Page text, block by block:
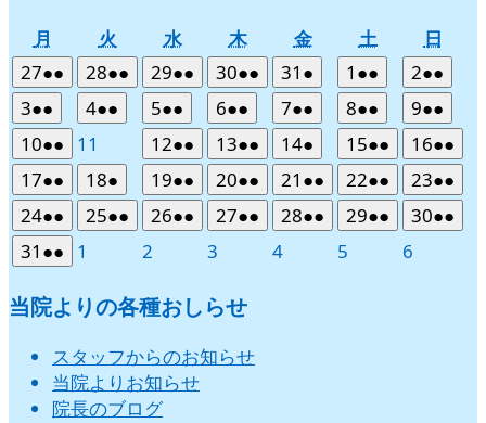
月
曜
日
火
曜
日
水水
曜
日
木木
曜
日
金金
曜
日
土土
曜
日
日
曜
日
272026
年
7
月
27
日
●●
件
の
イ
ベ
ン
ト)
282026
年
7
28
日
●●
件
の
ベ
ン
ト)
292026
年
7
月
29
日
●●
件
の
ベ
ン
ト)
302026
年
7
月
30
日
●●
件
の
ベ
ン
ト)
31 2026
年
7
月
31
日
●
件
の
ベ
ン
ト)
1 2026
年
8
月
1
日
●●
件
の
イ
ベ
ン
ト)
22026
年
8
月
2
日
●●
件
の
イ
ベ
ン
ト)
32026
年
8
月
3
日
●●
件
の
イ
ベ
ン
ト)
42026
年
8
月
4
日
●●
件
の
ベ
ン
52026
年
8
月
5
日
●●
件
の
イ
ベ
ン
62026
年
8
月
6
日
●●
件
の
イ
ベ
ン
72026
年
8
月
7
日
●●
件
の
イ
ベ
ン
82026
年
8
月
8
日
●●
件
の
イ
ベ
ン
92026
年
8
月
9
日
●●
件
の
イ
ベ
ン
102026
年
8
月
10
日
●● (2
件
の
ベ
ン
ト)
11
年
8
月
122026
年
8
月
●●
件
の
ベ
ト)
132026
年
8
月
●●
件
の
ベ
142026
年
8
月
●
件
の
イ
152026
年
8
月
●●
件
の
ベ
162026
年
8
月
●●
件
の
172026
年
8
月
日
●●
件
の
イ
ン
182026
年
8
日
●
件
の
ン
192026
年
8
日
●●
件
の
イ
ン
202026
年
8
日
●●
件
の
イ
21 2026
年
8
●●
件
の
イ
222026
年
8
●●
件
の
イ
232026
年
8
●●
件
の
242026
年
8
月
24
●●
件
の
イ
ベ
ン
ト)
252026
年
月
25
●●
件
の
イ
ベ
ト)
262026
年
26
●●
件
の
ベ
ン
ト)
272026
年
27
●●
件
282026
年
●●
件
の
292026
年
●●
件
の
302026
年
●●
件
31 2026
年
8
月
31
日
●● (2
件
の
ベ
ン
ト)
1
9
1
日
2
9
月
2
日
3
9
月
3
42026
5 6
当院よりの各種おしらせ
スタッフからのお知らせ
当院よりお知らせ
院長のブログ